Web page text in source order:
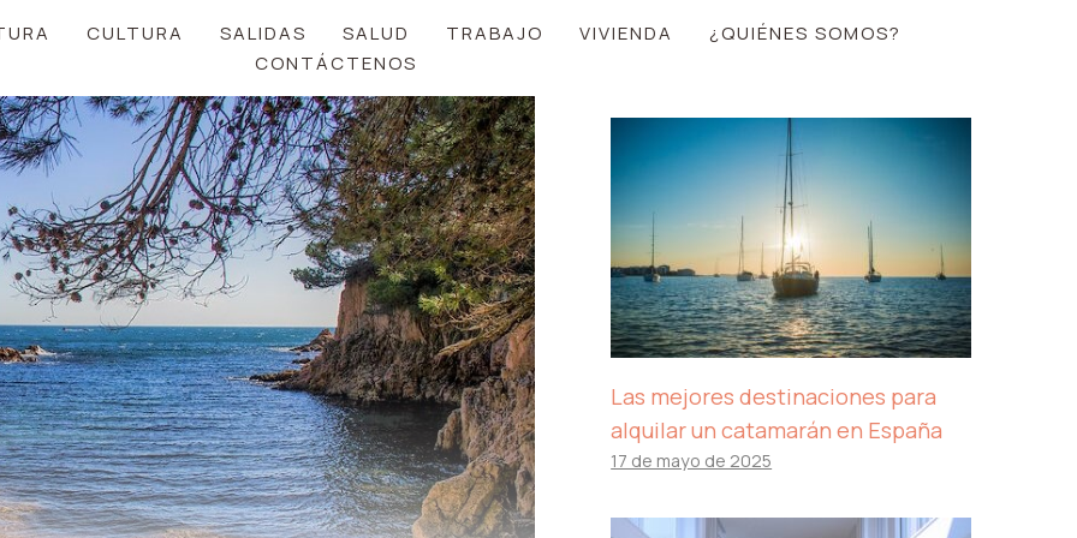
CULTURA SALIDAS SALUD TRABAJO VIVIENDA
¿QUIÉNES SOMOS?
CONTÁCTENOS
Las mejores destinaciones para
alquilar un catamarán en España
17 de mayo de 2025